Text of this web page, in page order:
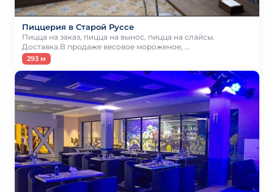
Пиццерия в Старой Руссе
Пицца на заказ, пицца на вынос, пицца на слайсы.
Доставка.В продаже весовое мороженое, …
293 м